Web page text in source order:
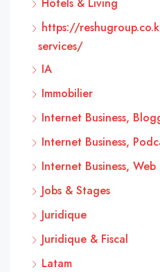
https://
services/
IA
Immobilier
Internet Business,
Internet Business,
Internet Business, Web
Jobs & Stages
Juridique
Juridique & Fiscal
Latam